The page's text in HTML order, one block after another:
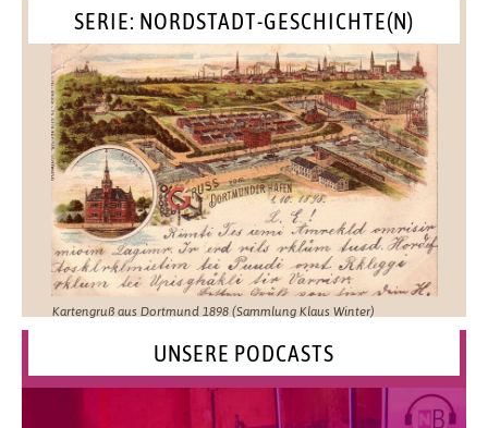
SERIE: NORDSTADT-GESCHICHTE(N)
Kartengruß aus Dortmund 1898 (Sammlung Klaus Winter)
UNSERE PODCASTS